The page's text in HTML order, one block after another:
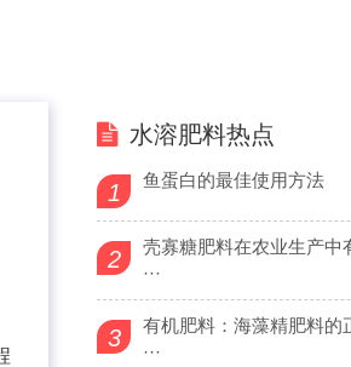
水溶肥料热点
1 鱼蛋白的最佳使用方法
2
壳寡糖肥料在农业生产中
···
3
有机肥料：海藻精肥料的
···